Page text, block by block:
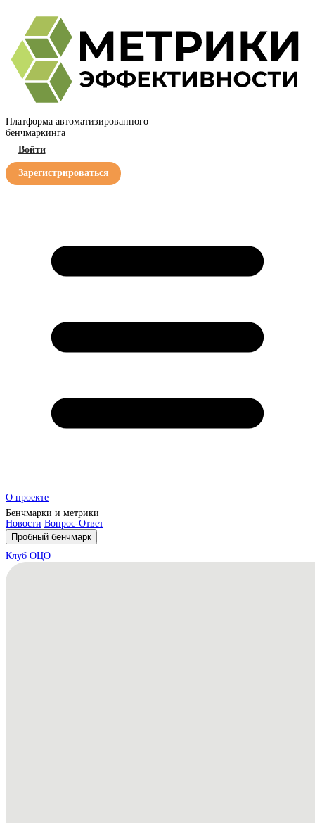
Платформа автоматизированного
бенчмаркинга
Войти
Зарегистрироваться
О проекте
Бенчмарки и метрики
Новости Вопрос-Ответ
Пробный бенчмарк
Клуб ОЦО